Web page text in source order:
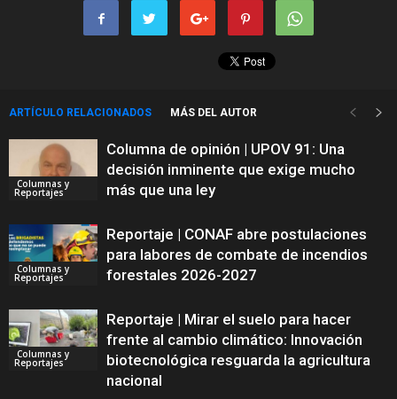
ARTÍCULO RELACIONADOS MÁS DEL AUTOR
Columnas y
Reportajes
Columna de opinión | UPOV 91: Una
decisión inminente que exige mucho
más que una ley
Columnas y
Reportajes
Reportaje | CONAF abre postulaciones
para labores de combate de incendios
forestales 2026-2027
Columnas y
Reportajes
Reportaje | Mirar el suelo para hacer
frente al cambio climático: Innovación
biotecnológica resguarda la agricultura
nacional